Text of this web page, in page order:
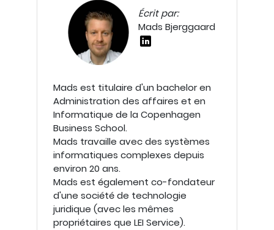
Écrit par:
Mads Bjerggaard
Mads est titulaire d'un bachelor en
Administration des affaires et en
Informatique de la Copenhagen
Business School.
Mads travaille avec des systèmes
informatiques complexes depuis
environ 20 ans.
Mads est également co-fondateur
d'une société de technologie
juridique (avec les mêmes
propriétaires que LEI Service).